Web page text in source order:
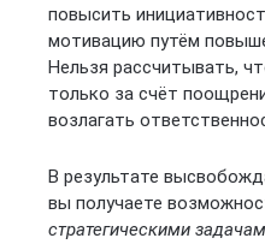
повысить
мотивацию путём
Нельзя рассчитывать,
только за счёт
возлагать
В результате
вы получаете
стратегическими